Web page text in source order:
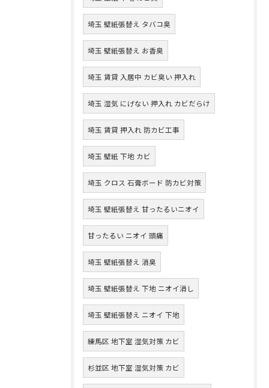
埼玉 壁紙張替え タバコ臭
埼玉 壁紙張替え お香臭
埼玉 賃貸 入居中 カビ臭い 押入れ
埼玉 湿気 にげない 押入れ カビだらけ
埼玉 賃貸 押入れ 防カビ工事
埼玉 壁紙 下地 カビ
埼玉 クロス 石膏ボード 防カビ対策
埼玉 壁紙張替え 甘ったるいニオイ
甘ったるい ニオイ 頭痛
埼玉 壁紙張替え 消臭
埼玉 壁紙張替え 下地 ニオイ消し
埼玉 壁紙張替え ニオイ 下地
練馬区 地下室 湿気対策 カビ
杉並区 地下室 湿気対策 カビ